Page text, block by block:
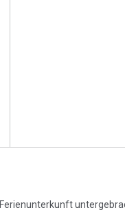
Ferienunterkunft